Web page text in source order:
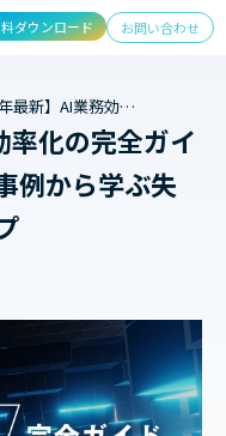
ダウンロード お問い合わせ
【2025年最新】AI業務効率化の完全ガイド｜大手企業5社の成功事例から学ぶ失敗しない導入の3ステップ
率化の完全ガイ
例から学ぶ失